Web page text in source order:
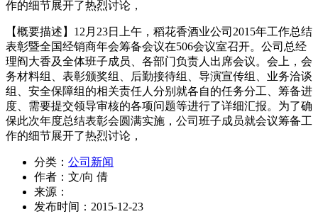
作的细节展开了热烈讨论，
【概要描述】 12月23日上午，稻花香酒业公司2015年工作总结
表彰暨全国经销商年会筹备会议在506会议室召开。公司总经
理阎大香及全体班子成员、各部门负责人出席会议。会上，会
务材料组、表彰颁奖组、后勤接待组、导演宣传组、业务洽谈
组、安全保障组的相关责任人分别就各自的任务分工、筹备进
度、需要提交领导审核的各项问题等进行了详细汇报。为了确
保此次年度总结表彰会圆满实施，公司班子成员就会议筹备工
作的细节展开了热烈讨论，
分类： 公司新闻
作者： 文/向 倩
来源：
发布时间： 2015-12-23